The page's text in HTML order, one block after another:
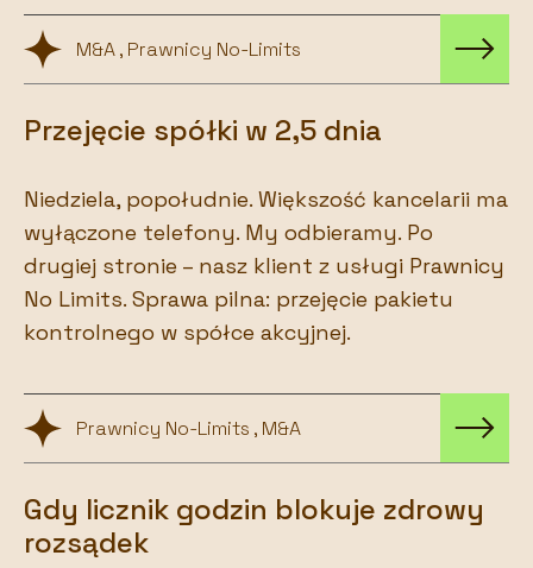
M&A , Prawnicy No-Limits
Przejęcie spółki w 2,5 dnia
Niedziela, popołudnie. Większość kancelarii ma
wyłączone telefony. My odbieramy. Po
drugiej stronie – nasz klient z usługi Prawnicy
No Limits. Sprawa pilna: przejęcie pakietu
kontrolnego w spółce akcyjnej.
Prawnicy No-Limits , M&A
Gdy licznik godzin blokuje zdrowy
rozsądek